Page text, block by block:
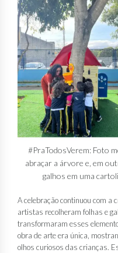
#PraTodosVerem: Foto
abraçar a árvore e, em
galhos em uma
A celebração continuou com a
artistas recolheram folhas e
transformaram esses
obra de arte era única,
olhos curiosos das crianças.